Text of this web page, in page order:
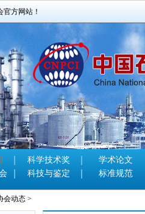
方网站！
科学技术奖
学术论文
科技与鉴定 标准规范
会动态 >